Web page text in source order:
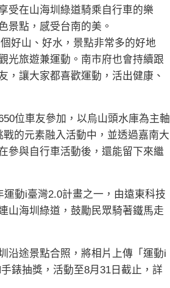
受在山海圳綠道騎乘自行車的樂
景點，感受台南的美。
好山、好水，景點非常多的好地
光旅遊兼運動。南市府也會持續跟
，讓大家都喜歡運動，活出健康、
位車友參加，以烏山頭水庫為主軸
的元素融入活動中，並透過嘉南大
參與自行車活動後，還能留下來繼
動i臺灣2.0計畫之一，由遠東科技
山海圳綠道，鼓勵民眾騎著鐵馬走
沿途景點合照，將相片上傳「運動i
錶抽獎，活動至8月31日截止，詳